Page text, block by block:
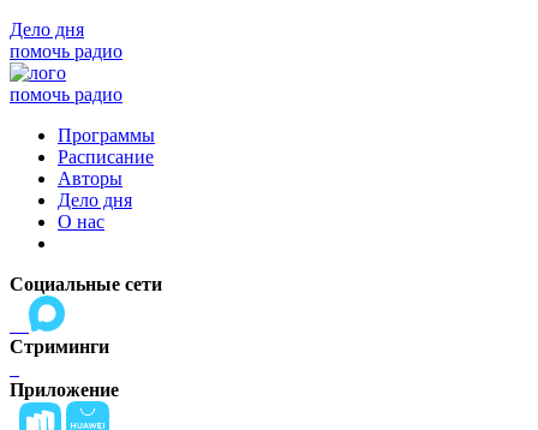
Дело дня
помочь радио
помочь радио
Программы
Расписание
Авторы
Дело дня
О нас
Социальные сети
Стриминги
Приложение